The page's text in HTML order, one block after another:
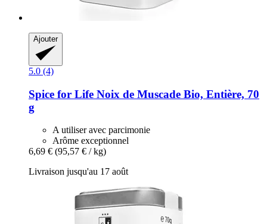
Ajouter
5.0 (4)
Spice for Life Noix de Muscade Bio, Entière, 70
g
A utiliser avec parcimonie
Arôme exceptionnel
6,69 € (95,57 € / kg)
Livraison jusqu'au 17 août